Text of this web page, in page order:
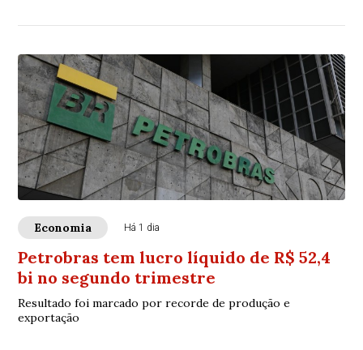
Economia Há 1 dia
Petrobras tem lucro líquido de R$ 52,4
bi no segundo trimestre
Resultado foi marcado por recorde de produção e
exportação